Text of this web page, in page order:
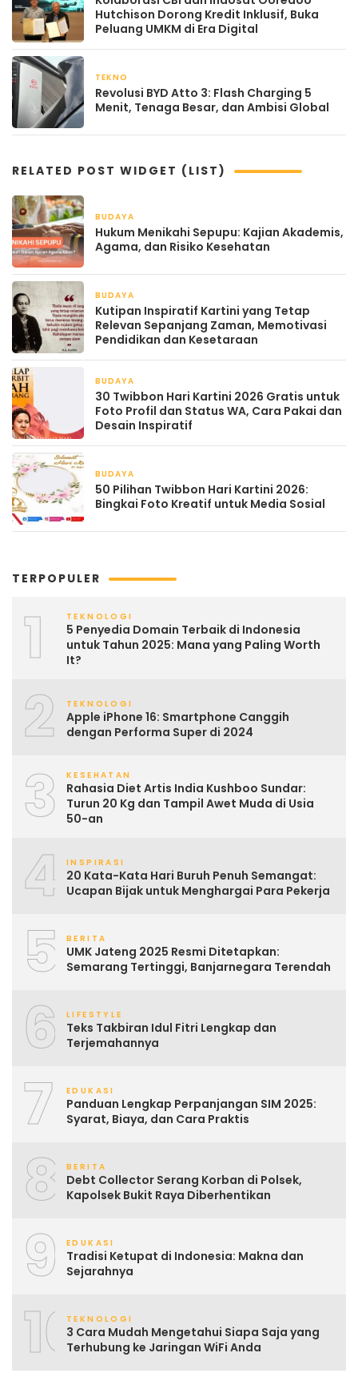
Hutchison Dorong Kredit Inklusif, Buka
Peluang UMKM di Era Digital
TEKNO
Revolusi BYD Atto 3: Flash Charging 5
Menit, Tenaga Besar, dan Ambisi Global
RELATED POST WIDGET (LIST)
BUDAYA
Hukum Menikahi Sepupu: Kajian Akademis,
Agama, dan Risiko Kesehatan
BUDAYA
Kutipan Inspiratif Kartini yang Tetap
Relevan Sepanjang Zaman, Memotivasi
Pendidikan dan Kesetaraan
BUDAYA
30 Twibbon Hari Kartini 2026 Gratis untuk
Foto Profil dan Status WA, Cara Pakai dan
Desain Inspiratif
BUDAYA
50 Pilihan Twibbon Hari Kartini 2026:
Bingkai Foto Kreatif untuk Media Sosial
TERPOPULER
1 TEKNOLOGI
5 Penyedia Domain Terbaik di Indonesia
untuk Tahun 2025: Mana yang Paling Worth
It?
2 TEKNOLOGI
Apple iPhone 16: Smartphone Canggih
dengan Performa Super di 2024
3 KESEHATAN
Rahasia Diet Artis India Kushboo Sundar:
Turun 20 Kg dan Tampil Awet Muda di Usia
50-an
4 INSPIRASI
20 Kata-Kata Hari Buruh Penuh Semangat:
Ucapan Bijak untuk Menghargai Para Pekerja
5 BERITA
UMK Jateng 2025 Resmi Ditetapkan:
Semarang Tertinggi, Banjarnegara Terendah
6 LIFESTYLE
Teks Takbiran Idul Fitri Lengkap dan
Terjemahannya
7 EDUKASI
Panduan Lengkap Perpanjangan SIM 2025:
Syarat, Biaya, dan Cara Praktis
8 BERITA
Debt Collector Serang Korban di Polsek,
Kapolsek Bukit Raya Diberhentikan
9 EDUKASI
Tradisi Ketupat di Indonesia: Makna dan
Sejarahnya
10TEKNOLOGI
3 Cara Mudah Mengetahui Siapa Saja yang
Terhubung ke Jaringan WiFi Anda